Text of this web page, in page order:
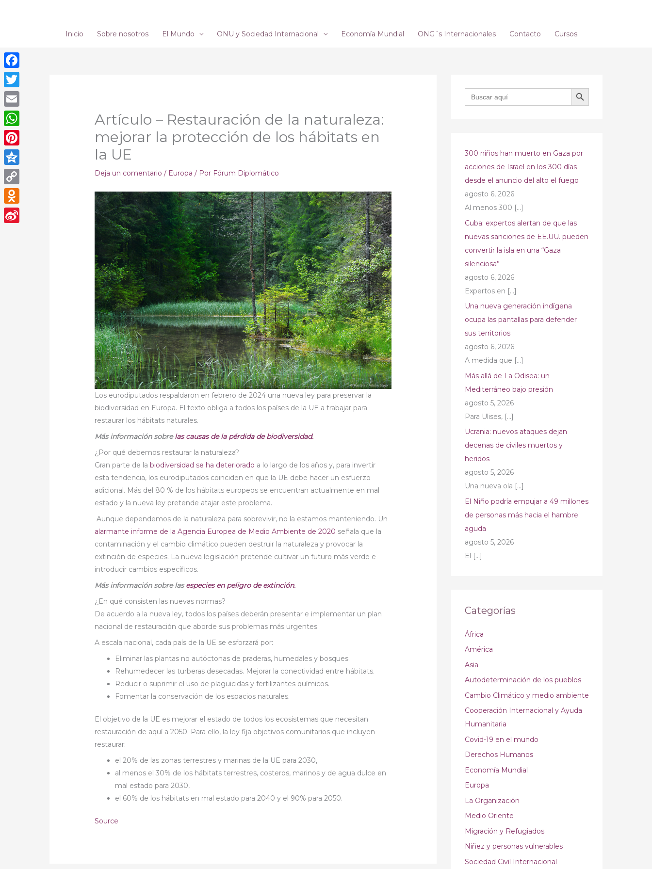
Inicio Sobre nosotros El Mundo ONU y Sociedad Internacional Economía Mundial ONG´s Internacionales Contacto Cursos
Artículo – Restauración de la naturaleza:
mejorar la protección de los hábitats en
la UE
Deja un comentario / Europa / Por Fórum Diplomático
Los eurodiputados respaldaron en febrero de 2024 una nueva ley para preservar la
biodiversidad en Europa. El texto obliga a todos los países de la UE a trabajar para
restaurar los hábitats naturales.
Más información sobrelas causas de la pérdida de biodiversidad.
¿Por qué debemos restaurar la naturaleza?
Gran parte de labiodiversidad se ha deteriorado a lo largo de los años y, para invertir
esta tendencia, los eurodiputados coinciden en que la UE debe hacer un esfuerzo
adicional. Más del 80 % de los hábitats europeos se encuentran actualmente en mal
estado y la nueva ley pretende atajar este problema.
Aunque dependemos de la naturaleza para sobrevivir, no la estamos manteniendo. Un
alarmante informe de la Agencia Europea de Medio Ambiente de 2020 señala que la
contaminación y el cambio climático pueden destruir la naturaleza y provocar la
extinción de especies. La nueva legislación pretende cultivar un futuro más verde e
introducir cambios específicos.
Más información sobre las especies en peligro de extinción.
¿En qué consisten las nuevas normas?
De acuerdo a la nueva ley, todos los países deberán presentar e implementar un plan
nacional de restauración que aborde sus problemas más urgentes.
A escala nacional, cada país de la UE se esforzará por:
Eliminar las plantas no autóctonas de praderas, humedales y bosques.
Rehumedecer las turberas desecadas. Mejorar la conectividad entre hábitats.
Reducir o suprimir el uso de plaguicidas y fertilizantes químicos.
Fomentar la conservación de los espacios naturales.
El objetivo de la UE es mejorar el estado de todos los ecosistemas que necesitan
restauración de aquí a 2050. Para ello, la ley fija objetivos comunitarios que incluyen
restaurar:
el 20% de las zonas terrestres y marinas de la UE para 2030,
al menos el 30% de los hábitats terrestres, costeros, marinos y de agua dulce en
mal estado para 2030,
el 60% de los hábitats en mal estado para 2040 y el 90% para 2050.
Source
Buscar: BOTÓN DE BÚSQUEDA
300 niños han muerto en Gaza por
acciones de Israel en los 300 días
desde el anuncio del alto el fuego
agosto 6, 2026
Al menos 300 […]
Cuba: expertos alertan de que las
nuevas sanciones de EE.UU. pueden
convertir la isla en una “Gaza
silenciosa”
agosto 6, 2026
Expertos en […]
Una nueva generación indígena
ocupa las pantallas para defender
sus territorios
agosto 6, 2026
A medida que […]
Más allá de La Odisea: un
Mediterráneo bajo presión
agosto 5, 2026
Para Ulises, […]
Ucrania: nuevos ataques dejan
decenas de civiles muertos y
heridos
agosto 5, 2026
Una nueva ola […]
El Niño podría empujar a 49 millones
de personas más hacia el hambre
aguda
agosto 5, 2026
El […]
Categorías
África
América
Asia
Autodeterminación de los pueblos
Cambio Climático y medio ambiente
Cooperación Internacional y Ayuda
Humanitaria
Covid-19 en el mundo
Derechos Humanos
Economía Mundial
Europa
La Organización
Medio Oriente
Migración y Refugiados
Niñez y personas vulnerables
Sociedad Civil Internacional
Facebook
Twitter
Email
WhatsApp
Pinterest
Qzone
Copy
Link
Odnoklassniki